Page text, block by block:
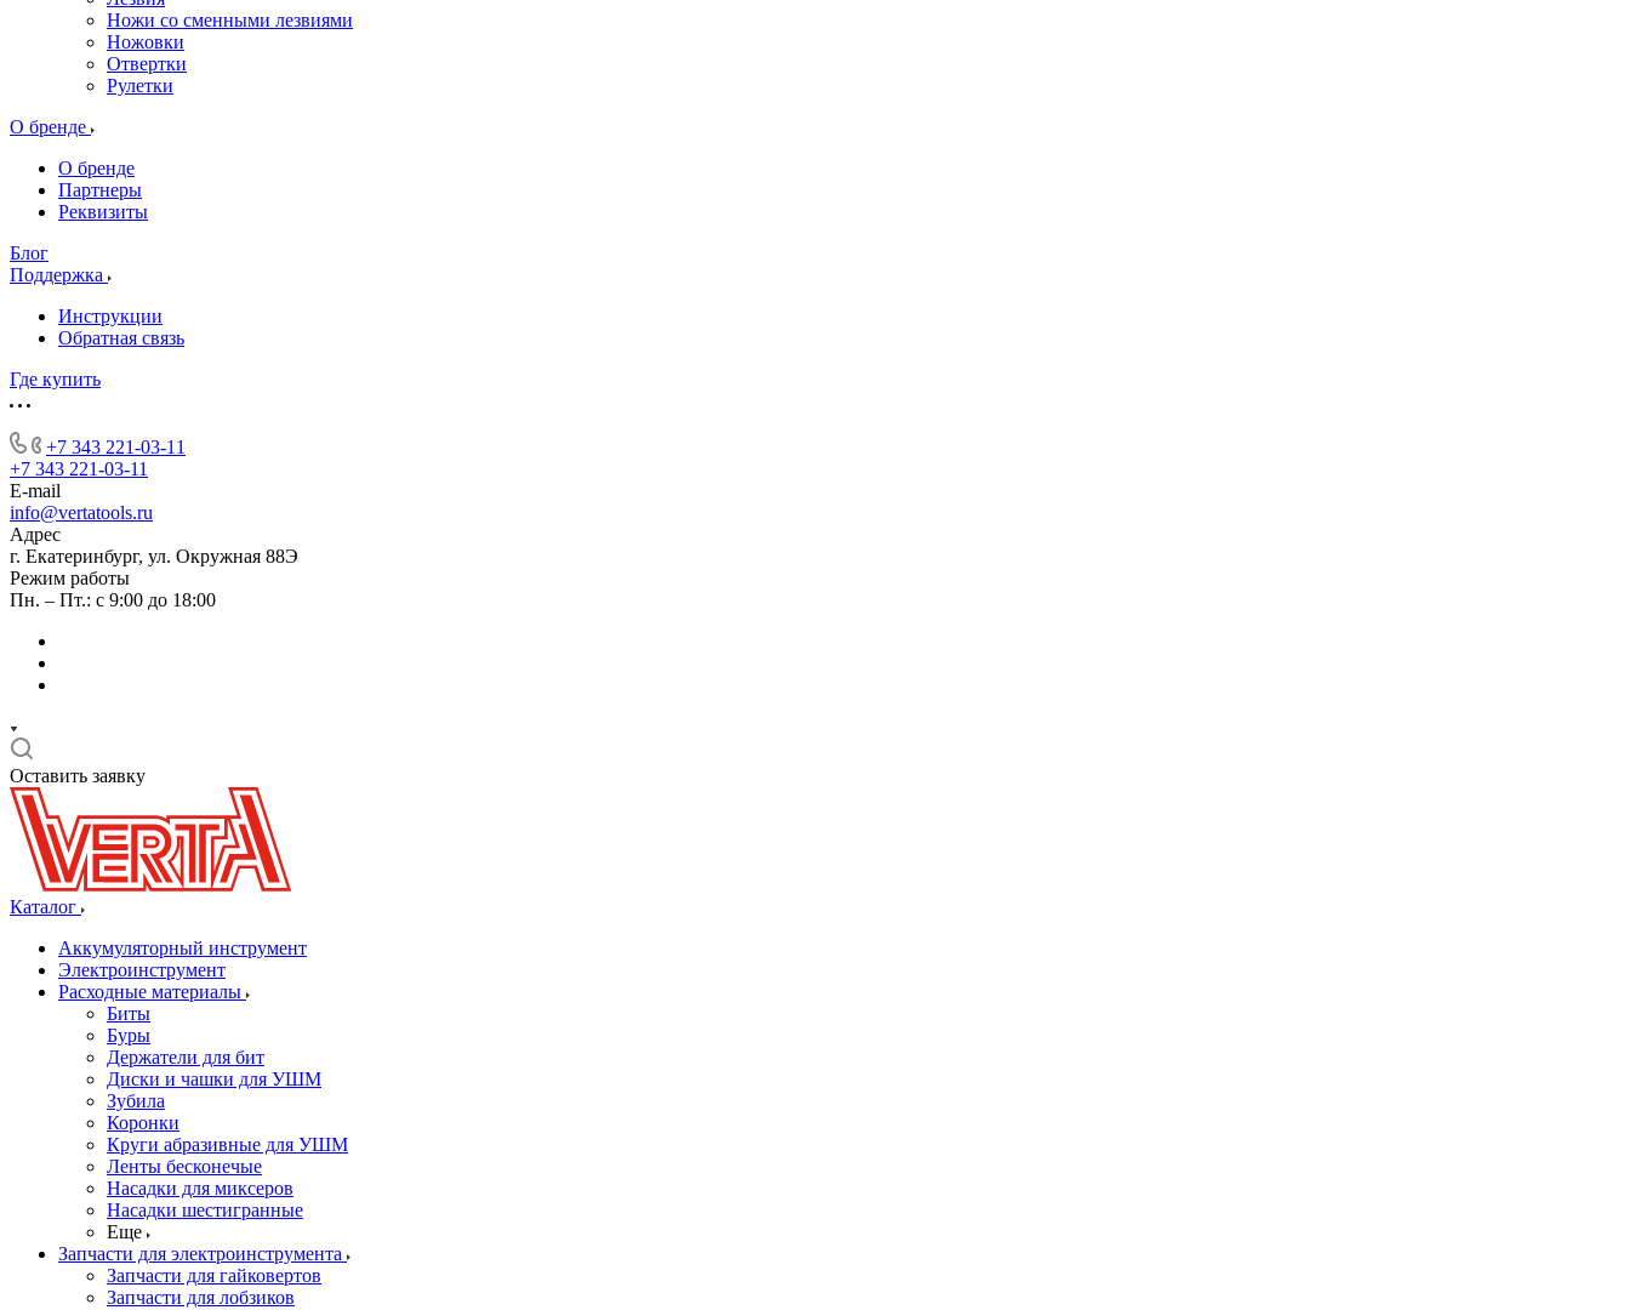
Ножи со сменными лезвиями
Ножовки
Отвертки
Рулетки
О бренде
О бренде
Партнеры
Реквизиты
Блог
Поддержка
Инструкции
Обратная связь
Где купить
+7 343 221-03-11
+7 343 221-03-11
E-mail
info@vertatools.ru
Адрес
г. Екатеринбург, ул. Окружная 88Э
Режим работы
Пн. – Пт.: с 9:00 до 18:00
Оставить заявку
Каталог
Аккумуляторный инструмент
Электроинструмент
Расходные материалы
Биты
Буры
Держатели для бит
Диски и чашки для УШМ
Зубила
Коронки
Круги абразивные для УШМ
Ленты бесконечые
Насадки для миксеров
Насадки шестигранные
Еще
Запчасти для электроинструмента
Запчасти для гайковертов
Запчасти для лобзиков